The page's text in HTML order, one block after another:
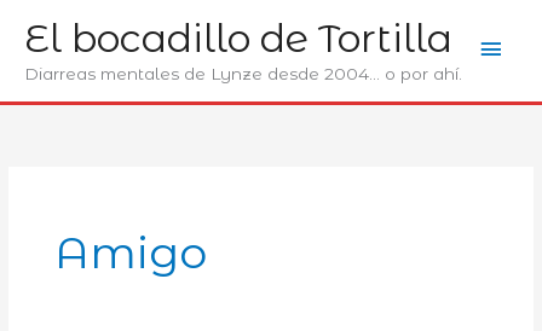
contenido
El bocadillo de Tortilla
Diarreas mentales de Lynze desde 2004... o por ahí.
Amigo